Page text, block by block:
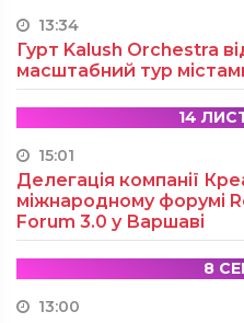
13:34
Гурт Kalush Orchestra
масштабний тур
14
15:01
Делегація компанії
міжнародному форумі
Forum 3.0 у Варшаві
8
13:00